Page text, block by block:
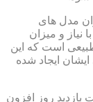
مدل های
نیاز و میزان
است که این
ایجاد شده
روز افزون